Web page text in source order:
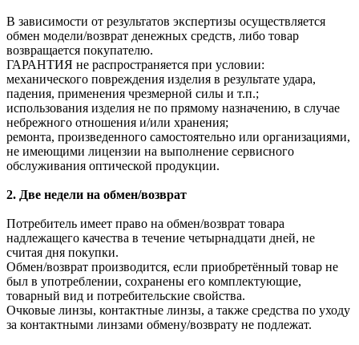
В зависимости от результатов экспертизы осуществляется
обмен модели/возврат денежных средств, либо товар
возвращается покупателю.
ГАРАНТИЯ не распространяется при условии:
механического повреждения изделия в результате удара,
падения, применения чрезмерной силы и т.п.;
использования изделия не по прямому назначению, в случае
небрежного отношения и/или хранения;
ремонта, произведенного самостоятельно или организациями,
не имеющими лицензии на выполнение сервисного
обслуживания оптической продукции.
2. Две недели на обмен/возврат
Потребитель имеет право на обмен/возврат товара
надлежащего качества в течение четырнадцати дней, не
считая дня покупки.
Обмен/возврат производится, если приобретённый товар не
был в употреблении, сохранены его комплектующие,
товарный вид и потребительские свойства.
Очковые линзы, контактные линзы, а также средства по уходу
за контактными линзами обмену/возврату не подлежат.